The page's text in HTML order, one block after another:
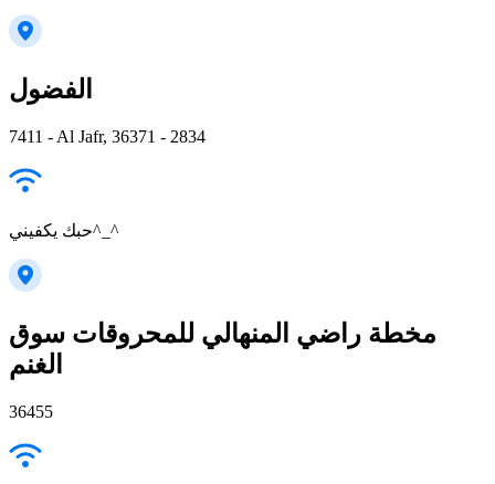
الفضول
7411 - Al Jafr, 36371 - 2834
حبك يكفيني^_^
مخطة راضي المنهالي للمحروقات سوق
الغنم
36455